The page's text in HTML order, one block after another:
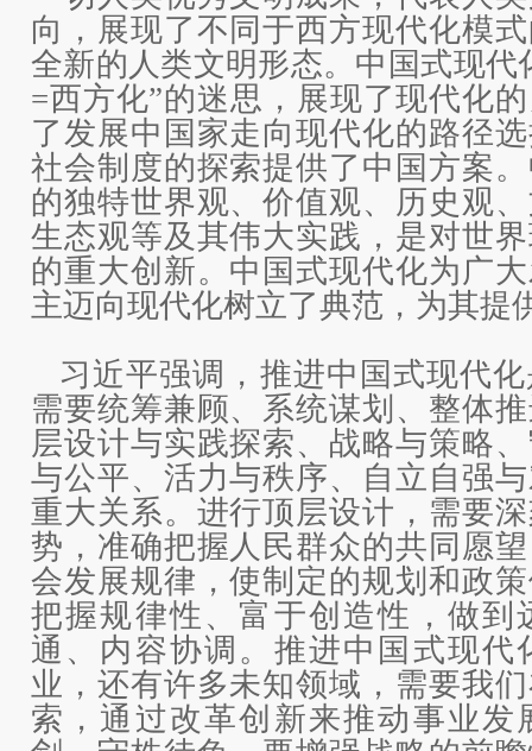
向，展现了不同于西方现代化模
全新的人类文明形态。中国式现代
=西方化”的迷思，展现了现代化
了发展中国家走向现代化的路径
社会制度的探索提供了中国方案
的独特世界观、价值观、历史观
生态观等及其伟大实践，是对世
的重大创新。中国式现代化为广
主迈向现代化树立了典范，为其提
习近平强调，推进中国式现代
需要统筹兼顾、系统谋划、整体
层设计与实践探索、战略与策略
与公平、活力与秩序、自立自强
重大关系。进行顶层设计，需要
势，准确把握人民群众的共同愿
会发展规律，使制定的规划和政
把握规律性、富于创造性，做到
通、内容协调。推进中国式现代
业，还有许多未知领域，需要我
索，通过改革创新来推动事业发